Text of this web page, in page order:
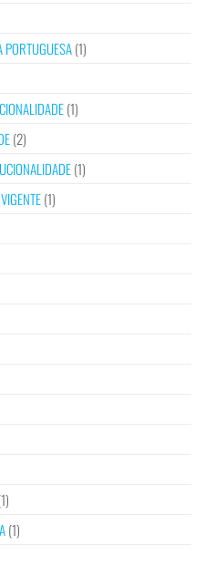
PORTUGUESA(1)
(1)
(2)
(1)
(1)
(1)